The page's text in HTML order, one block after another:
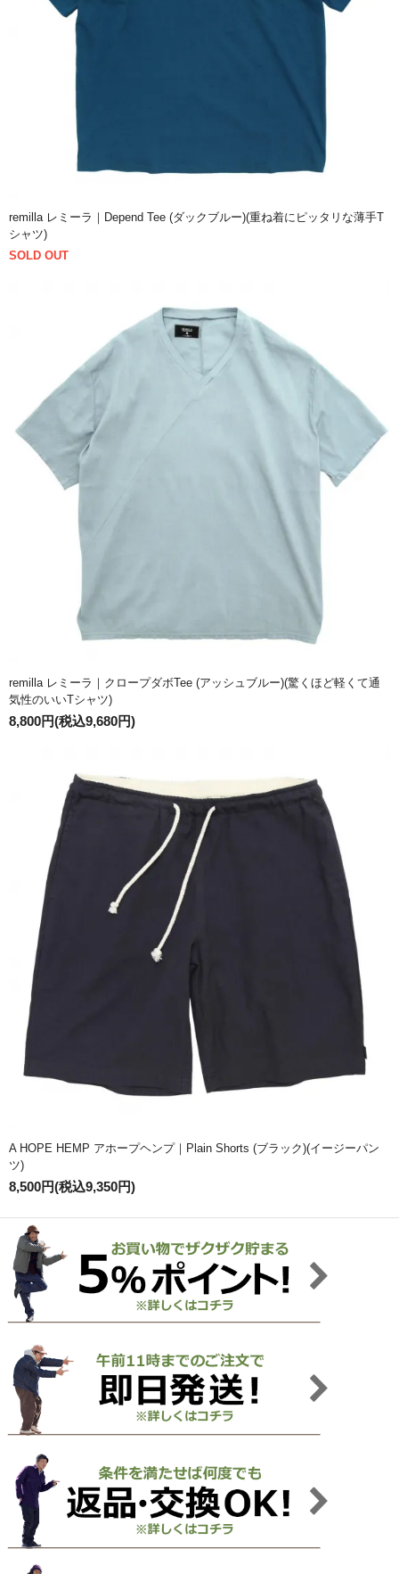
remilla レミーラ｜Depend Tee (ダックブルー)(重ね着にピッタリな薄手T
シャツ)
SOLD OUT
remilla レミーラ｜クロープダボTee (アッシュブルー)(驚くほど軽くて通
気性のいいTシャツ)
8,800円(税込9,680円)
A HOPE HEMP アホープヘンプ｜Plain Shorts (ブラック)(イージーパン
ツ)
8,500円(税込9,350円)